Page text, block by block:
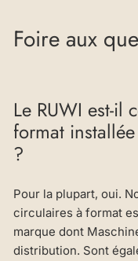
Foire aux
Le RUWI est-il
format
?
Pour la plupart, oui.
circulaires à format
marque dont
distribution. Sont